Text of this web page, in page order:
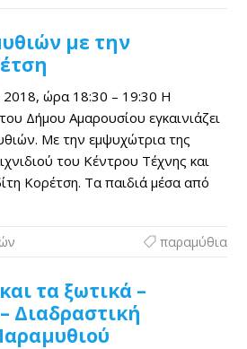
με την
ώρα 18:30 – 19:30 Η
Δήμου Αμαρουσίου εγκαινιάζει
Με την εμψυχώτρια της
του Κέντρου Τέχνης και
Κορέτση. Τα παιδιά μέσα από
παραμύθια
τα ξωτικά –
Διαδραστική